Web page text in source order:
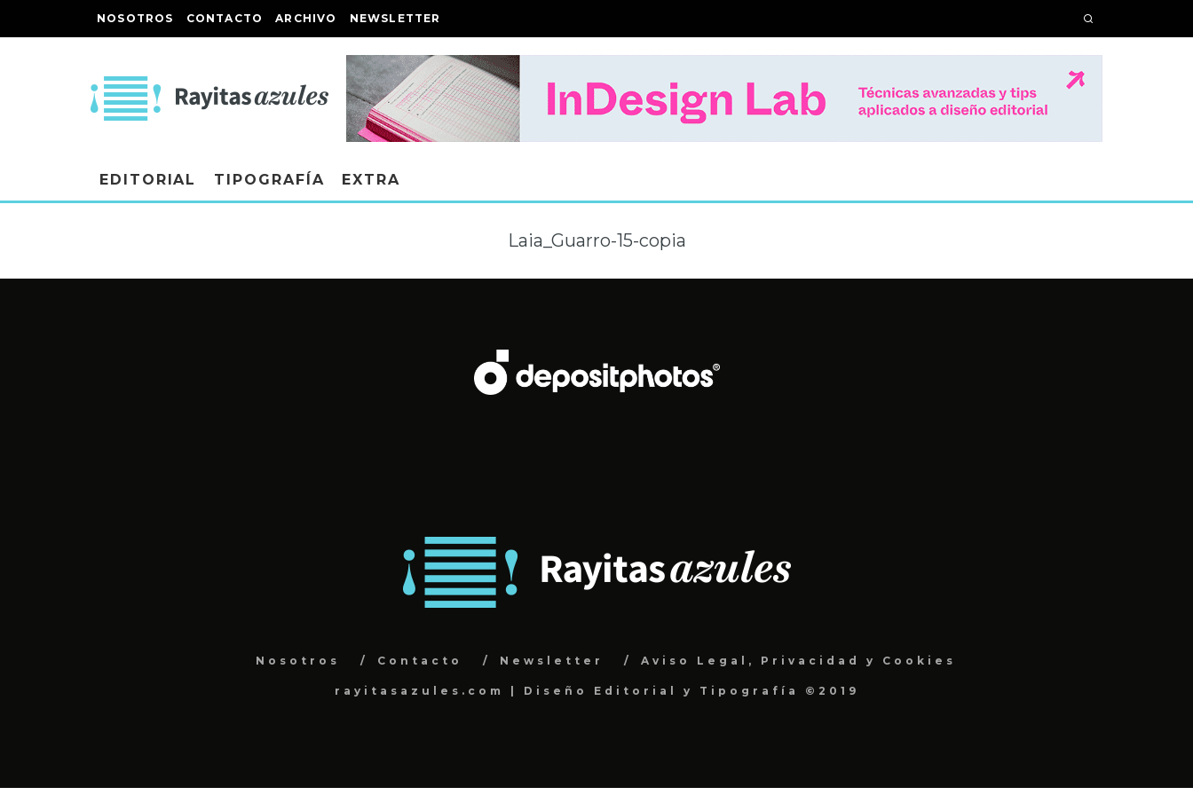
NOSOTROS CONTACTO ARCHIVO NEWSLETTER
EDITORIAL TIPOGRAFÍA EXTRA
Laia_Guarro-15-copia
Nosotros Contacto Newsletter Aviso Legal, Privacidad y Cookies
rayitasazules.com | Diseño Editorial y Tipografía ©2019